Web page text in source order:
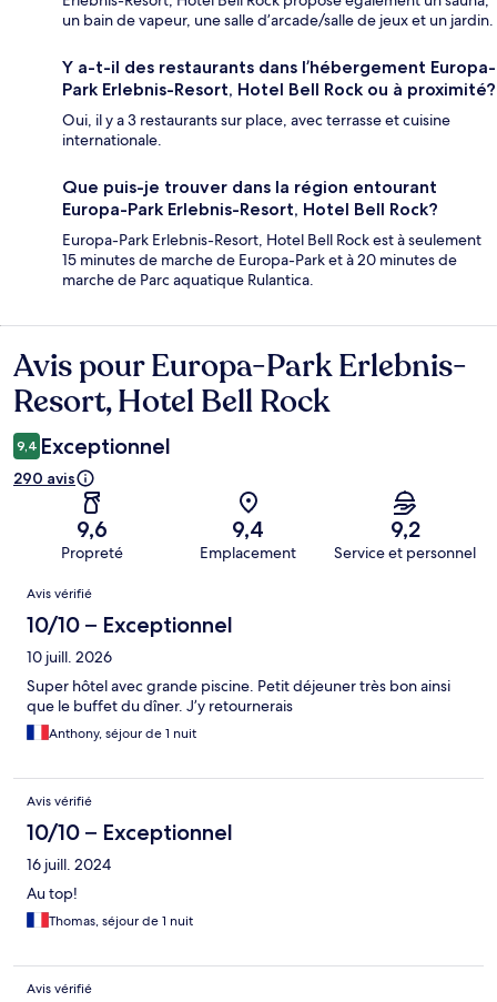
un bain de vapeur, une salle d’arcade/salle de jeux et un jardin.
Y a-t-il des restaurants dans l’hébergement Europa-
Park Erlebnis-Resort, Hotel Bell Rock ou à proximité?
Oui, il y a 3 restaurants sur place, avec terrasse et cuisine
internationale.
Que puis-je trouver dans la région entourant
Europa-Park Erlebnis-Resort, Hotel Bell Rock?
Europa-Park Erlebnis-Resort, Hotel Bell Rock est à seulement
15 minutes de marche de Europa-Park et à 20 minutes de
marche de Parc aquatique Rulantica.
Avis
Avis pour Europa-Park Erlebnis-
Resort, Hotel Bell Rock
9,4 Exceptionnel
290 avis
9,6
Propreté
9,4
Emplacement
9,2
Service et personnel
Avis
Avis vérifié
10/10 – Exceptionnel
10 juill. 2026
Super hôtel avec grande piscine. Petit déjeuner très bon ainsi
que le buffet du dîner. J’y retournerais
Anthony, séjour de 1 nuit
Avis vérifié
10/10 – Exceptionnel
16 juill. 2024
Au top!
Thomas, séjour de 1 nuit
Avis vérifié